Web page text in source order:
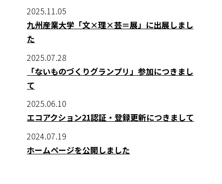
2025.11.05
九州産業大学「文×理×芸＝展」に出展しまし
た
2025.07.28
「ないものづくりグランプリ」参加につきまし
て
2025.06.10
エコアクション21認証・登録更新につきまして
2024.07.19
ホームページを公開しました